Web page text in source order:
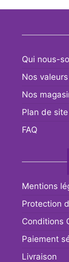
Qui nous-
Nos valeurs
Nos
Plan de site
FAQ
Mentions
Protection
Conditions
Paiement
Livraison